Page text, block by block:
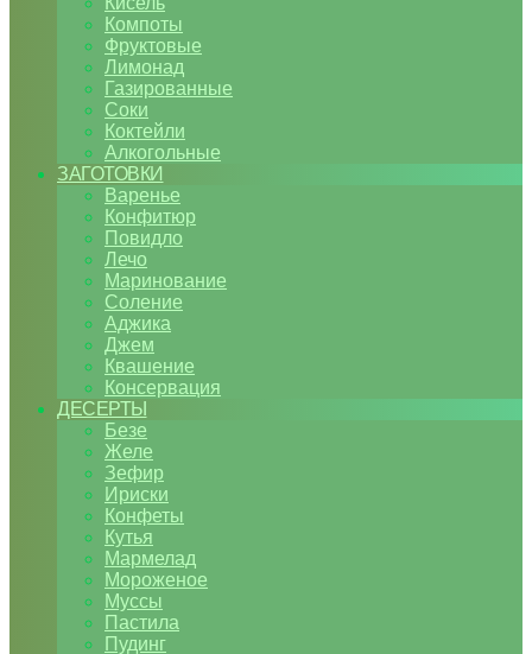
Компоты
Фруктовые
Лимонад
Газированные
Соки
Коктейли
Алкогольные
ЗАГОТОВКИ
Варенье
Конфитюр
Повидло
Лечо
Маринование
Соление
Аджика
Джем
Квашение
Консервация
ДЕСЕРТЫ
Безе
Желе
Зефир
Ириски
Конфеты
Кутья
Мармелад
Мороженое
Муссы
Пастила
Пудинг